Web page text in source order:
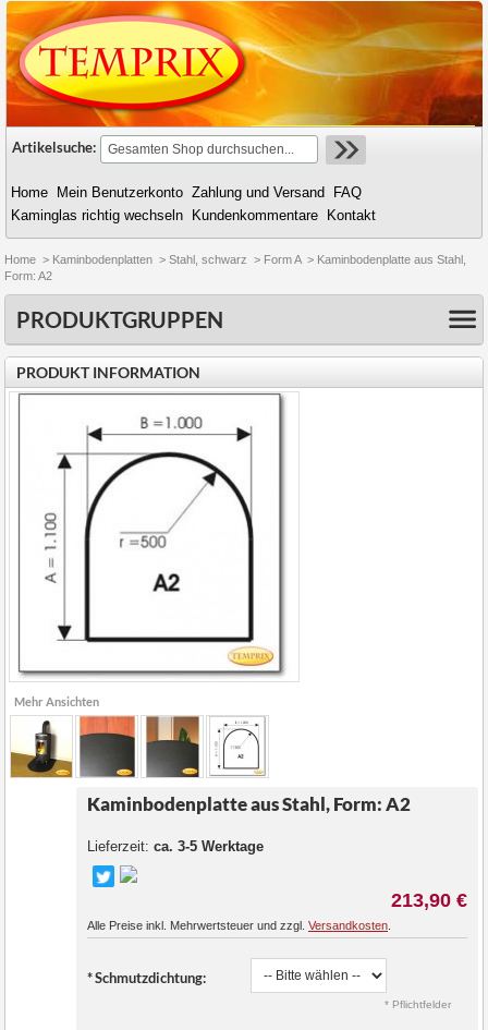
Artikelsuche:
Home Mein Benutzerkonto Zahlung und Versand
FAQ
Kaminglas richtig wechseln
Kundenkommentare Kontakt
Home > Kaminbodenplatten > Stahl, schwarz > Form A > Kaminbodenplatte aus Stahl,
Form: A2
PRODUKTGRUPPEN
PRODUKT INFORMATION
Mehr Ansichten
Kaminbodenplatte aus Stahl, Form: A2
Lieferzeit: ca. 3-5 Werktage
213,90 €
Alle Preise inkl. Mehrwertsteuer und zzgl. Versandkosten
*Schmutzdichtung:
* Pflichtfelder